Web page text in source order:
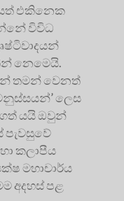
එකිනෙක
විවිධ
නෙමෙයි.
තමන් වෙනත්
ලෙස
යයි ඔවුන්
පැවසුවේ
කලාපීය
මහාචාර්ය
අදහස් පළ